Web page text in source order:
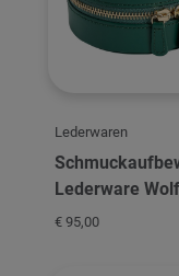
Lederwaren
Lederware Wolf
Sophia Round
€ 95,00